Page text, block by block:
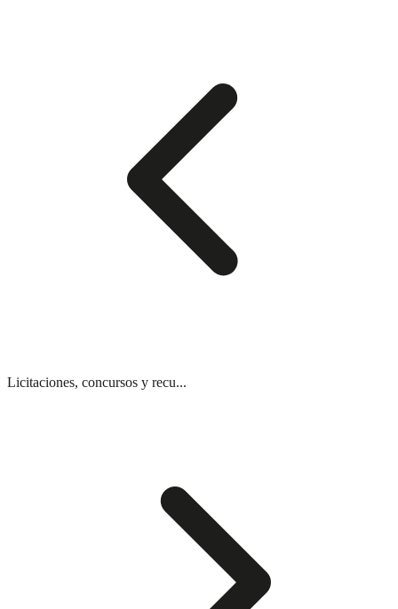
Licitaciones, concursos y recu...